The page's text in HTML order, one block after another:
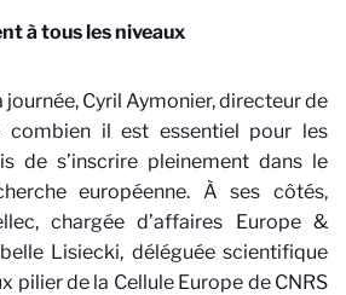
à tous les niveaux
journée, Cyril Aymonier, directeur de
combien il est essentiel pour les
de s’inscrire pleinement dans le
européenne. À ses côtés,
chargée d’affaires Europe &
Lisiecki, déléguée scientifique
pilier de la Cellule Europe de CNRS